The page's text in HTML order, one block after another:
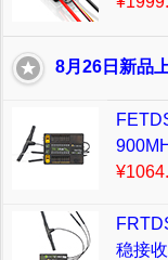
8月26日新品
稳接